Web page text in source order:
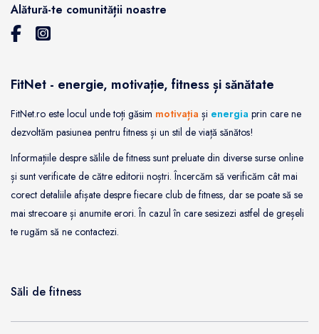
Alătură-te comunității noastre
FitNet - energie, motivație, fitness și sănătate
FitNet.ro este locul unde toți găsim motivația și energia prin care ne
dezvoltăm pasiunea pentru fitness și un stil de viață sănătos!
Informațiile despre sălile de fitness sunt preluate din diverse surse online
și sunt verificate de către editorii noștri. Încercăm să verificăm cât mai
corect detaliile afișate despre fiecare club de fitness, dar se poate să se
mai strecoare și anumite erori. În cazul în care sesizezi astfel de greșeli
te rugăm să ne contactezi.
Săli de fitness